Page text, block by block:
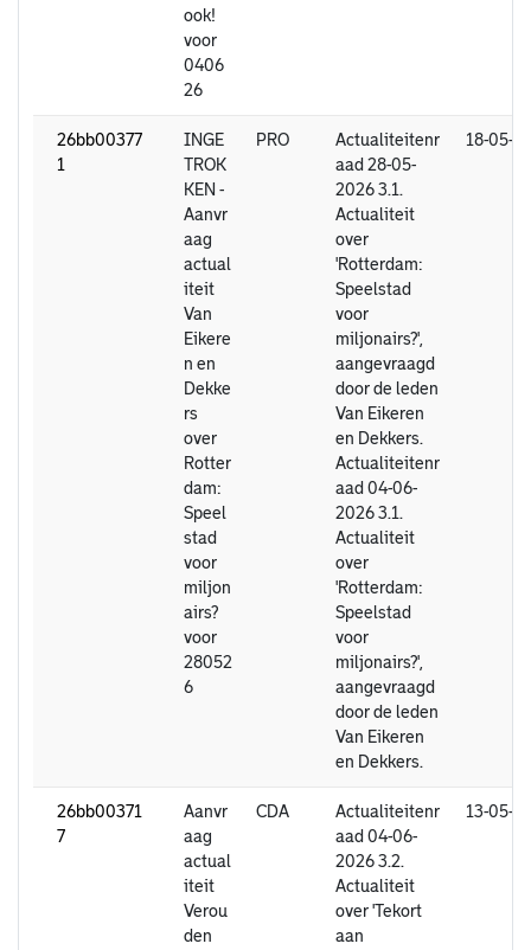
ook!
voor
0406
26
26bb00377
1
INGE
TROK
KEN -
Aanvr
aag
actual
iteit
Van
Eikere
n en
Dekke
rs
over
Rotter
dam:
Speel
stad
voor
miljon
airs?
voor
28052
6
PRO
Actualiteitenr
aad 28-05-
2026 3.1.
Actualiteit
over
'Rotterdam:
Speelstad
voor
miljonairs?',
aangevraagd
door de leden
Van Eikeren
en Dekkers.
Actualiteitenr
aad 04-06-
2026 3.1.
Actualiteit
over
'Rotterdam:
Speelstad
voor
miljonairs?',
aangevraagd
door de leden
Van Eikeren
en Dekkers.
18-05-
26bb00371
7
Aanvr
aag
actual
iteit
Verou
den
CDA
Actualiteitenr
aad 04-06-
2026 3.2.
Actualiteit
over 'Tekort
aan
13-05-